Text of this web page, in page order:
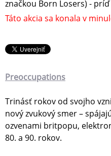
značkou Born Losers) -
Táto akcia sa konala v
Preoccupations
Trinásť rokov od svojho
nový zvukový smer –
ozvenami britpopu,
80. a 90. rokov.